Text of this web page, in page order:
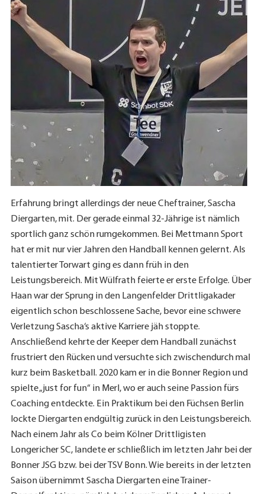
Erfahrung bringt allerdings der neue Cheftrainer, Sascha
Diergarten, mit. Der gerade einmal 32-Jährige ist nämlich
sportlich ganz schön rumgekommen. Bei Mettmann Sport
hat er mit nur vier Jahren den Handball kennen gelernt. Als
talentierter Torwart ging es dann früh in den
Leistungsbereich. Mit Wülfrath feierte er erste Erfolge. Über
Haan war der Sprung in den Langenfelder Drittligakader
eigentlich schon beschlossene Sache, bevor eine schwere
Verletzung Sascha‘s aktive Karriere jäh stoppte.
Anschließend kehrte der Keeper dem Handball zunächst
frustriert den Rücken und versuchte sich zwischendurch mal
kurz beim Basketball. 2020 kam er in die Bonner Region und
spielte „just for fun“ in Merl, wo er auch seine Passion fürs
Coaching entdeckte. Ein Praktikum bei den Füchsen Berlin
lockte Diergarten endgültig zurück in den Leistungsbereich.
Nach einem Jahr als Co beim Kölner Drittligisten
Longericher SC, landete er schließlich im letzten Jahr bei der
Bonner JSG bzw. bei der TSV Bonn. Wie bereits in der letzten
Saison übernimmt Sascha Diergarten eine Trainer-